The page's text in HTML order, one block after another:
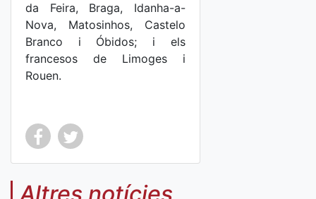
da Feira, Braga, Idanha-a-
Nova, Matosinhos, Castelo
Branco i Óbidos; i els
francesos de Limoges i
Rouen.
Co
mp
Co
mp